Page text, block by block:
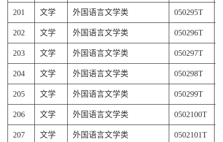
201 文学 外国语言文学类 050295T
202 文学 外国语言文学类 050296T
203 文学 外国语言文学类 050297T
204 文学 外国语言文学类 050298T
205 文学 外国语言文学类 050299T
206 文学 外国语言文学类 0502100T
207 文学 外国语言文学类 0502101T